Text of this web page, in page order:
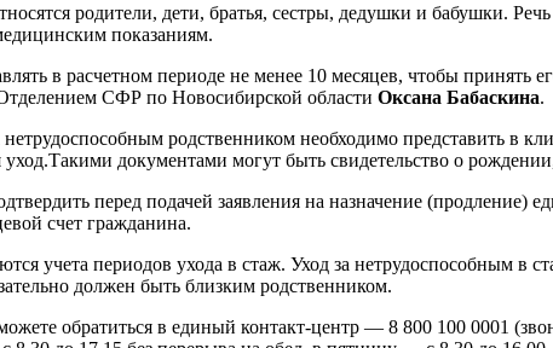
родители, дети, братья, сестры, дедушки и бабушки.
показаниям.
в расчетном периоде не менее 10 месяцев, чтобы
СФР по Новосибирской области Оксана Бабаскина.
нетрудоспособным родственником необходимо представить
уход.Такими документами могут быть свидетельство о
перед подачей заявления на назначение (продление)
счет гражданина.
учета периодов ухода в стаж. Уход за нетрудоспособным в
должен быть близким родственником.
обратиться в единый контакт-центр — 8 800 100 0001